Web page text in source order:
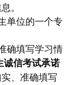
。
单位的一个专
确填写学习情
诚信考试承诺
、准确填写